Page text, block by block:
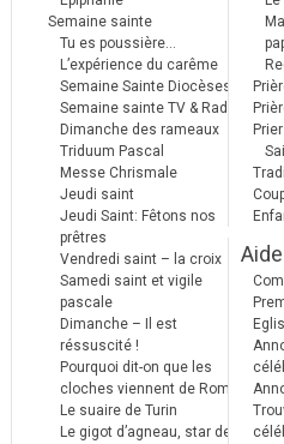
Semaine sainte
Tu es poussière…
L’expérience du carême
Semaine Sainte Diocèses
Semaine sainte TV & Radio
Dimanche des rameaux
Triduum Pascal
Messe Chrismale
Jeudi saint
Jeudi Saint: Fêtons nos
prêtres
Vendredi saint – la croix
Samedi saint et vigile
pascale
Dimanche – Il est
réssuscité !
Pourquoi dit-on que les
cloches viennent de Rome ?
Le suaire de Turin
Le gigot d’agneau, star des
Aide